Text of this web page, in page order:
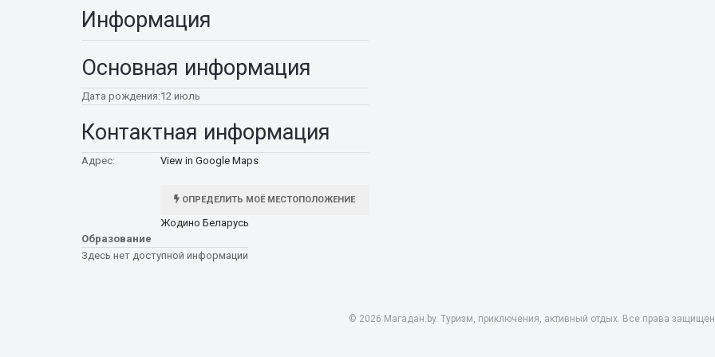
Информация
Основная информация
Дата рождения:12 июль
Контактная информация
Адрес: View in Google Maps
ОПРЕДЕЛИТЬ МОЁ МЕСТОПОЛОЖЕНИЕ
Жодино Беларусь
Образование
Здесь нет доступной информации
© 2026 Магадан.by. Туризм, приключения, активный отдых. Все права